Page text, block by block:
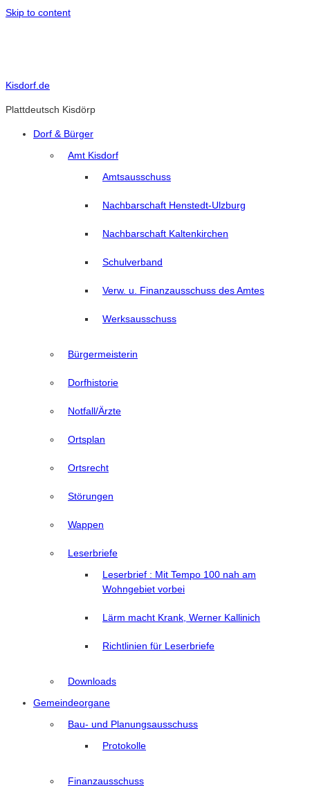
Skip to content
Kisdorf.de
Plattdeutsch Kisdörp
Dorf & Bürger
Amt Kisdorf
Amtsausschuss
Nachbarschaft Henstedt-Ulzburg
Nachbarschaft Kaltenkirchen
Schulverband
Verw. u. Finanzausschuss des Amtes
Werksausschuss
Bürgermeisterin
Dorfhistorie
Notfall/Ärzte
Ortsplan
Ortsrecht
Störungen
Wappen
Leserbriefe
Leserbrief : Mit Tempo 100 nah am
Wohngebiet vorbei
Lärm macht Krank, Werner Kallinich
Richtlinien für Leserbriefe
Downloads
Gemeindeorgane
Bau- und Planungsausschuss
Protokolle
Finanzausschuss